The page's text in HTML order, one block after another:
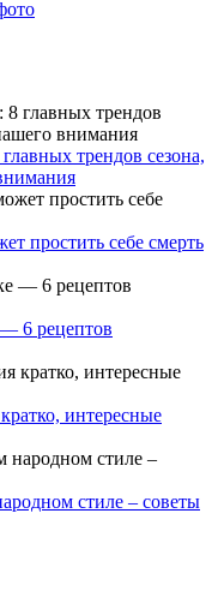
трендов сезона,
простить себе смерть
6 рецептов
интересные
стиле – советы